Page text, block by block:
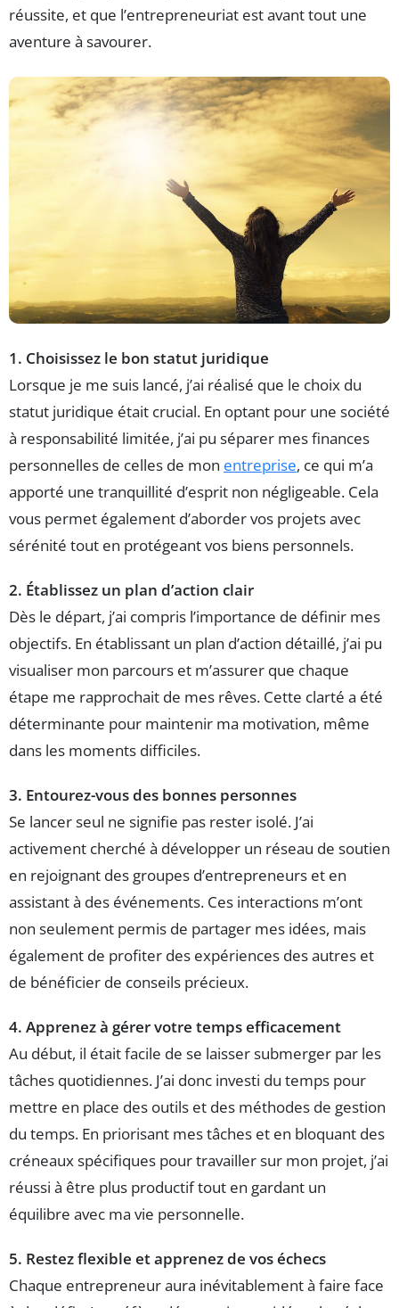
réussite, et que l’entrepreneuriat est avant tout une
aventure à savourer.
1. Choisissez le bon statut juridique
Lorsque je me suis lancé, j’ai réalisé que le choix du
statut juridique était crucial. En optant pour une société
à responsabilité limitée, j’ai pu séparer mes finances
personnelles de celles de mon entreprise, ce qui m’a
apporté une tranquillité d’esprit non négligeable. Cela
vous permet également d’aborder vos projets avec
sérénité tout en protégeant vos biens personnels.
2. Établissez un plan d’action clair
Dès le départ, j’ai compris l’importance de définir mes
objectifs. En établissant un plan d’action détaillé, j’ai pu
visualiser mon parcours et m’assurer que chaque
étape me rapprochait de mes rêves. Cette clarté a été
déterminante pour maintenir ma motivation, même
dans les moments difficiles.
3. Entourez-vous des bonnes personnes
Se lancer seul ne signifie pas rester isolé. J’ai
activement cherché à développer un réseau de soutien
en rejoignant des groupes d’entrepreneurs et en
assistant à des événements. Ces interactions m’ont
non seulement permis de partager mes idées, mais
également de profiter des expériences des autres et
de bénéficier de conseils précieux.
4. Apprenez à gérer votre temps efficacement
Au début, il était facile de se laisser submerger par les
tâches quotidiennes. J’ai donc investi du temps pour
mettre en place des outils et des méthodes de gestion
du temps. En priorisant mes tâches et en bloquant des
créneaux spécifiques pour travailler sur mon projet, j’ai
réussi à être plus productif tout en gardant un
équilibre avec ma vie personnelle.
5. Restez flexible et apprenez de vos échecs
Chaque entrepreneur aura inévitablement à faire face